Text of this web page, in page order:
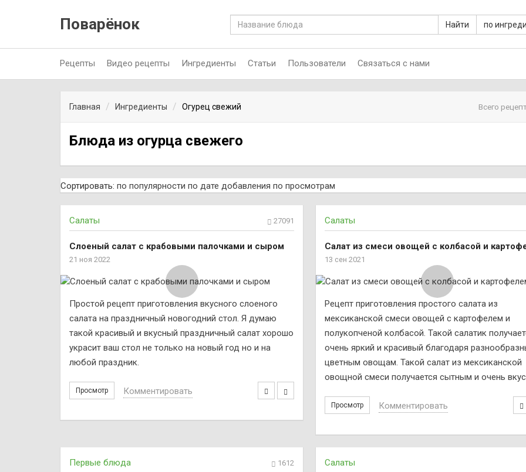
Поварёнок Найти по
Рецепты Видео рецепты Ингредиенты Статьи Пользователи Связаться с нами
Главная Ингредиенты Огурец свежий Всего
Блюда из огурца свежего
Сортировать: по популярности по дате добавления по просмотрам
Салаты 27091
Слоеный салат с крабовыми палочками и сыром
21 ноя 2022
Простой рецепт приготовления вкусного слоеного
салата на праздничный новогодний стол. Я думаю
такой красивый и вкусный праздничный салат хорошо
украсит ваш стол не только на новый год но и на
любой праздник.
Просмотр Комментировать
Салаты
Салат из смеси овощей с колбасой и
13 сен 2021
Рецепт приготовления простого салата из
мексиканской смеси овощей с картофелем и
полукопченой колбасой. Такой салатик
очень яркий и красивый благодаря
цветным овощам. Такой салат из мексиканской
овощной смеси получается сытным и очень
Просмотр Комментировать
Первые блюда 1612 Салаты